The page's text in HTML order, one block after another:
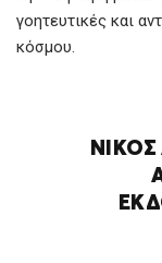
γοητευτικές και
κόσμου.